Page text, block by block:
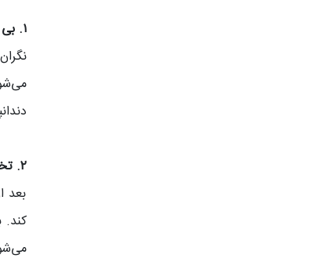
۱. بی‌ حسی (Anesthetic)
۲. تخلیه پالپ آسیب‌دیده (Removing the pulp)
بعد
کند.